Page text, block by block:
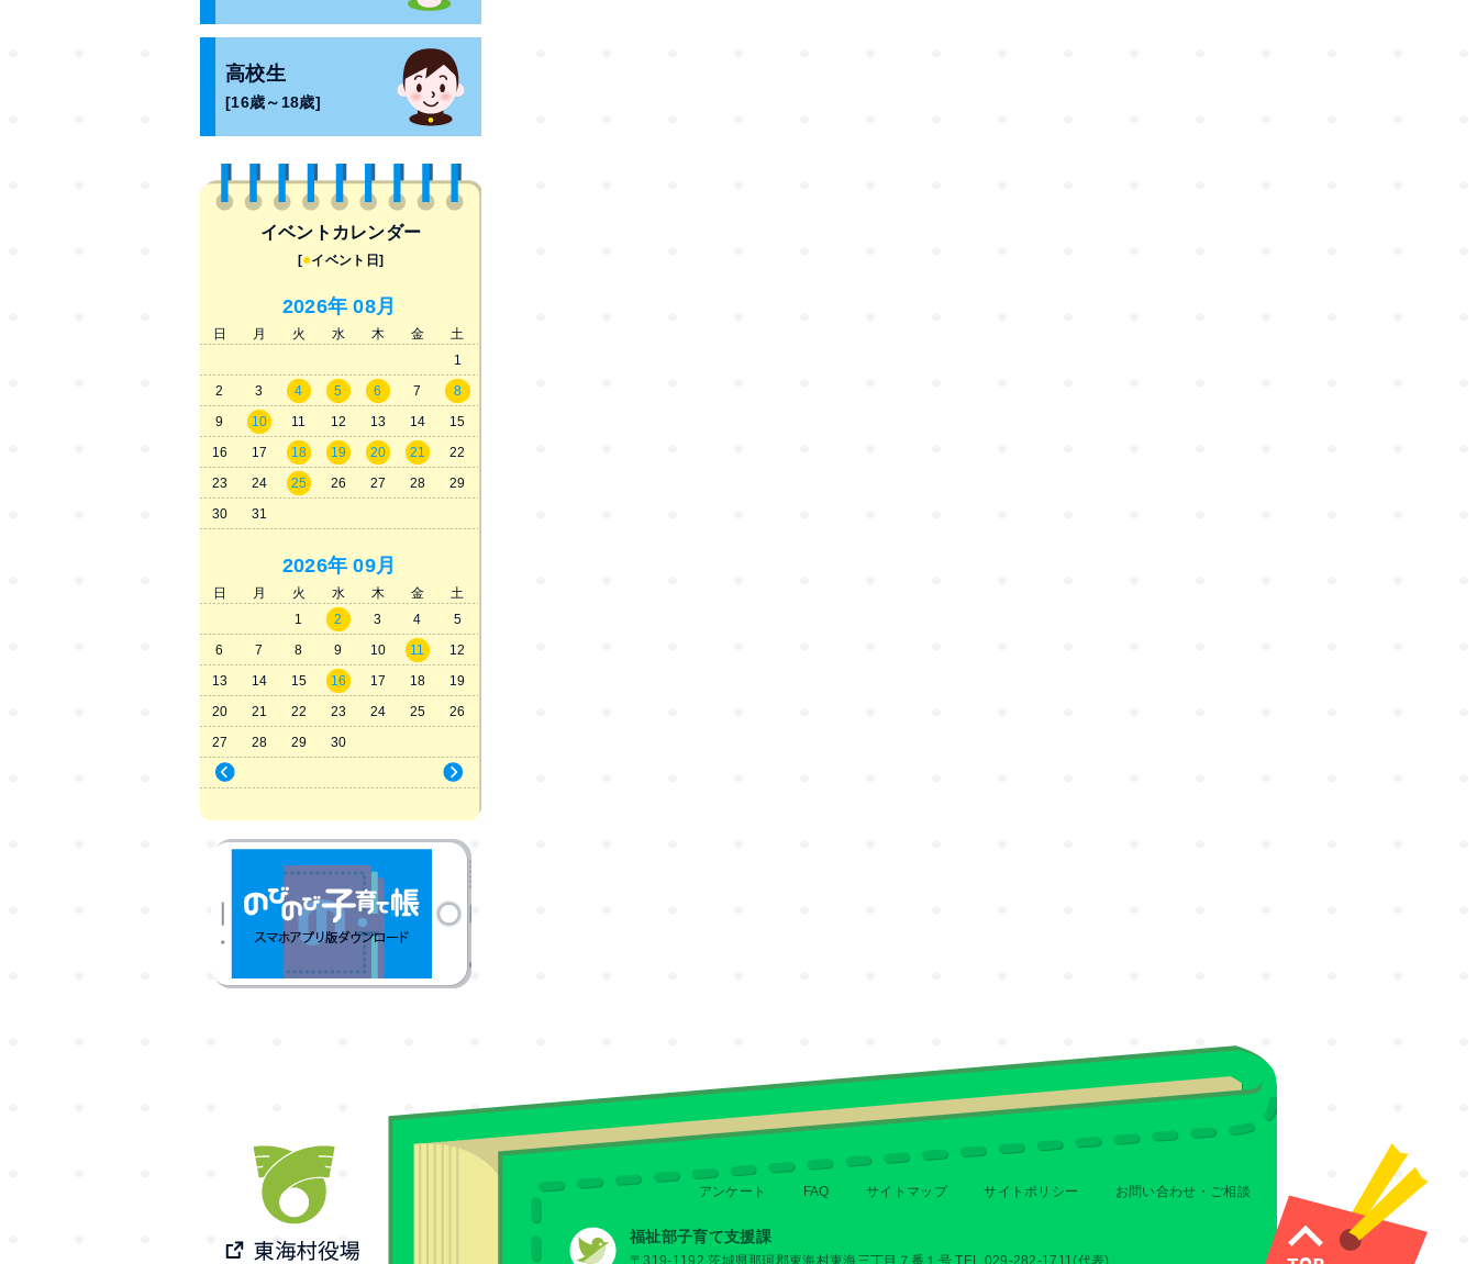
高校生
[16歳～18歳]
イベントカレンダー
[●イベント日]
2026年 08月
日 月 火 水 木 金
土
1
2
3 4 5 6 7
8
9
10 11 12 13 14
15
16
17 18 19 20 21
22
23
24 25 26 27 28
29
30
31
2026年 09月
日 月 火 水 木 金 土
1 2 3 4
5
6
7 8 9 10 11
12
13
14 15 16 17 18
19
20
21 22 23 24 25
26
27
28 29 30
アンケート FAQ サイトマップ サイトポリシー お問い合わせ・ご相談
福祉部子育て支援課
〒319-1192 茨城県那珂郡東海村東海三丁目７番１号 TEL 029-282-1711(代表)